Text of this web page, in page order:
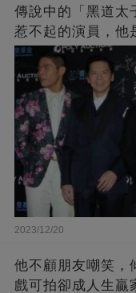
傳說中的「黑道太
惹不起的演員，他
2023/12/20
他不顧朋友嘲笑，
戲可拍卻成人生贏